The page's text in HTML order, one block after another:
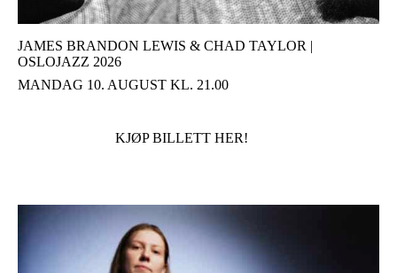
JAMES BRANDON LEWIS & CHAD TAYLOR |
OSLOJAZZ 2026
MANDAG 10. AUGUST KL. 21.00
KJØP BILLETT HER!